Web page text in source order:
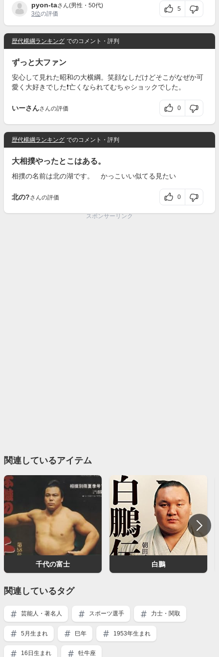
pyon-taさん(男性・50代)
3位の評価
5
歴代横綱ランキング でのコメント・評判
ずっと大ファン
安心して見れた昭和の大横綱。笑顔なしだけどそこがなぜか可
愛く大好きでした❗亡くなられてむちゃショックでした。
いーさんさんの評価 0
歴代横綱ランキング でのコメント・評判
大相撲やったとこはある。
相撲の名前は北の湖です。 かっこいい似てる見たい
北の?さんの評価 0
スポンサーリンク
関連しているアイテム
千代の富士 白鵬
関連しているタグ
芸能人・著名人 スポーツ選手 力士・関取
5月生まれ 巳年 1953年生まれ
16日生まれ
牡牛座